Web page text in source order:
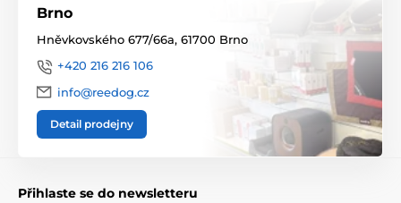
Brno
Hněvkovského 677/66a, 61700 Brno
+420 216 216 106
info@reedog.cz
Detail prodejny
Přihlaste se do newsletteru